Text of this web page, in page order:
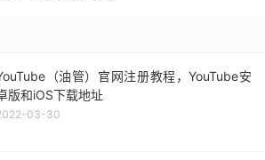
（油管）官网注册教程，YouTube安
版和iOS下载地址
03-30